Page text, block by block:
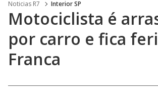
Noticias R7 Interior SP
Motociclista é
por carro e fica
Franca